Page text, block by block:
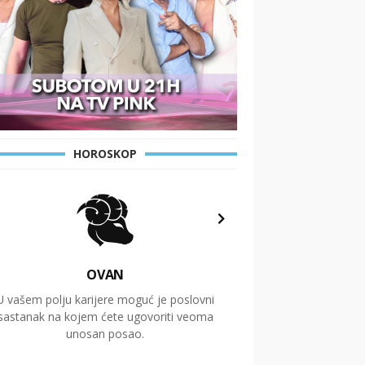
HOROSKOP
OVAN
vašem polju karijere moguć je poslovni
na kojem ćete ugovoriti veoma
unosan posao.